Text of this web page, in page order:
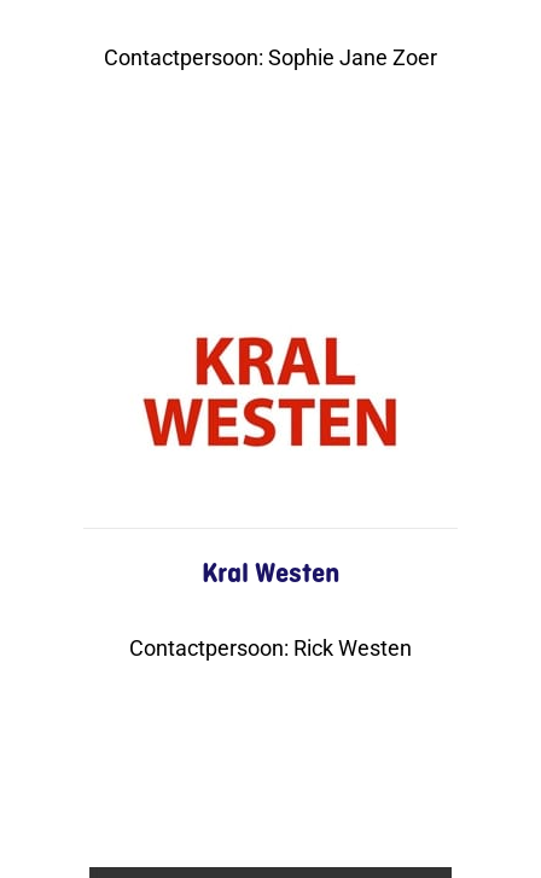
Contactpersoon: Sophie Jane Zoer
Kral Westen
Contactpersoon: Rick Westen